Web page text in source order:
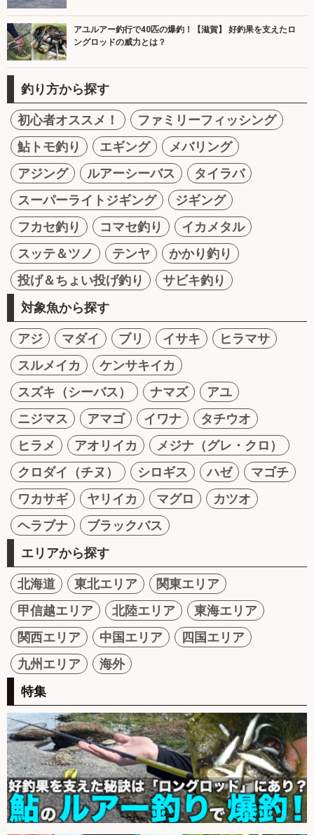
アユルアー釣行で40匹の爆釣！【滋賀】 好釣果を支えたロ
ングロッドの威力とは？
釣り方から探す
初心者オススメ！
ファミリーフィッシング
鮎トモ釣り
エギング
メバリング
アジング
ルアーシーバス
タイラバ
スーパーライトジギング
ジギング
フカセ釣り
コマセ釣り
イカメタル
スッテ＆ツノ
テンヤ
かかり釣り
投げ＆ちょい投げ釣り
サビキ釣り
対象魚から探す
アジ マダイ ブリ イサキ
ヒラマサ
スルメイカ
ケンサキイカ
スズキ（シーバス）
ナマズ
アユ
ニジマス
アマゴ イワナ
タチウオ
ヒラメ
アオリイカ
メジナ（グレ・クロ）
クロダイ（チヌ）
シロギス ハゼ
マゴチ
ワカサギ
ヤリイカ マグロ
カツオ
ヘラブナ
ブラックバス
エリアから探す
北海道 東北エリア
関東エリア
甲信越エリア
北陸エリア
東海エリア
関西エリア
中国エリア
四国エリア
九州エリア
海外
特集